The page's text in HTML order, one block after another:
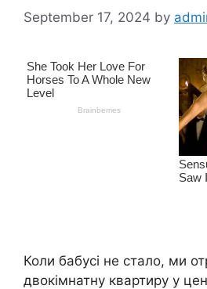
September 17, 2024 by
Коли бабусі не стало, ми
двокімнатну квартиру у